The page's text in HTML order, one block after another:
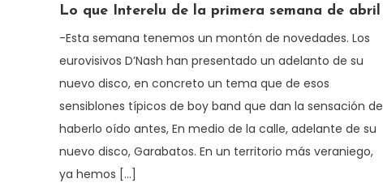
Lo que Interelu de la primera semana de abril
-Esta semana tenemos un montón de novedades. Los
eurovisivos D’Nash han presentado un adelanto de su
nuevo disco, en concreto un tema que de esos
sensiblones típicos de boy band que dan la sensación de
haberlo oído antes, En medio de la calle, adelante de su
nuevo disco, Garabatos. En un territorio más veraniego,
ya hemos […]